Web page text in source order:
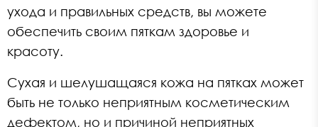
ухода и правильных средств, вы можете
обеспечить своим пяткам здоровье и
красоту.
Сухая и шелушащаяся кожа на пятках может
быть не только неприятным косметическим
дефектом, но и причиной неприятных